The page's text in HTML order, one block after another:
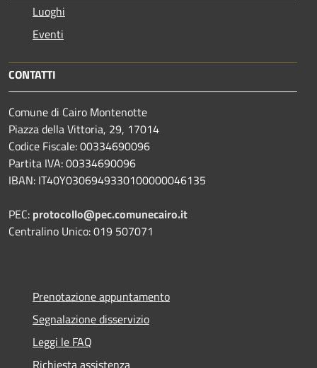
Luoghi
Eventi
CONTATTI
Comune di Cairo Montenotte
Piazza della Vittoria, 29, 17014
Codice Fiscale: 00334690096
Partita IVA: 00334690096
IBAN: IT40Y0306949330100000046135
PEC: protocollo@pec.comunecairo.it
Centralino Unico: 019 507071
Prenotazione appuntamento
Segnalazione disservizio
Leggi le FAQ
Richiesta assistenza